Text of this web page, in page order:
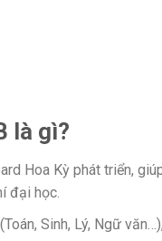
là gì?
Hoa Kỳ phát triển,
đại học.
Sinh, Lý, Ngữ